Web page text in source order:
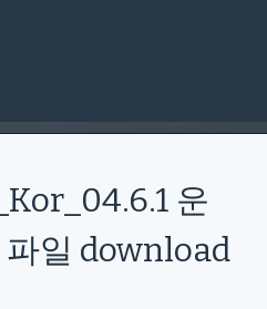
운
일 download